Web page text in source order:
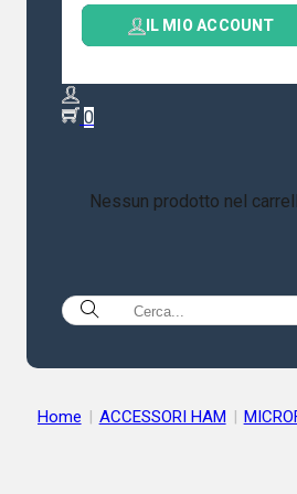
IL MIO ACCOUNT
0
Nessun prodotto nel
Home | ACCESSORI HAM |